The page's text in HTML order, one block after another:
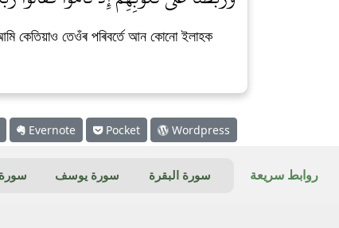
কেতিয়াও তেওঁৰ পৰিবৰ্তে আন কোনো ইলাহক
Evernote Pocket Wordpress
روابط سريعة سورة البقرة سورة يوسف